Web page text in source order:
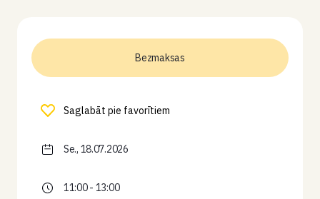
Bezmaksas
Saglabāt pie favorītiem
Se., 18.07.2026
11:00 - 13:00